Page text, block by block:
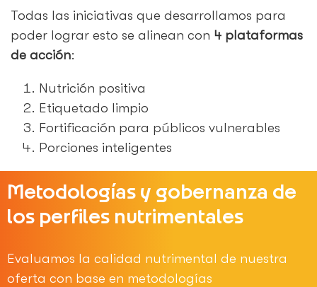
Todas las iniciativas que desarrollamos para
poder lograr esto se alinean con 4 plataformas
de acción:
Nutrición positiva
Etiquetado limpio
Fortificación para públicos vulnerables
Porciones inteligentes
Metodologías y gobernanza de
los perfiles nutrimentales
Evaluamos la calidad nutrimental de nuestra
oferta con base en metodologías